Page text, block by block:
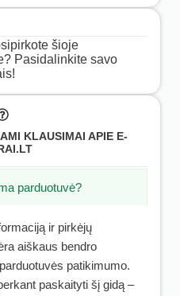
šioje
Pasidalinkite savo
KLAUSIMAI APIE E-
parduotuvė?
ir pirkėjų
aiškaus bendro
parduotuvės patikimumo.
paskaityti šį gidą –